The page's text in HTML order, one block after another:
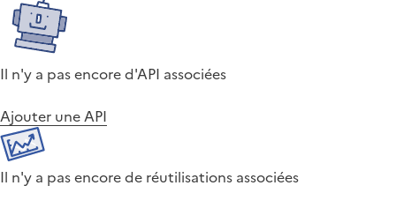
Il n'y a pas encore d'API associées
Ajouter une API
Il n'y a pas encore de réutilisations associées